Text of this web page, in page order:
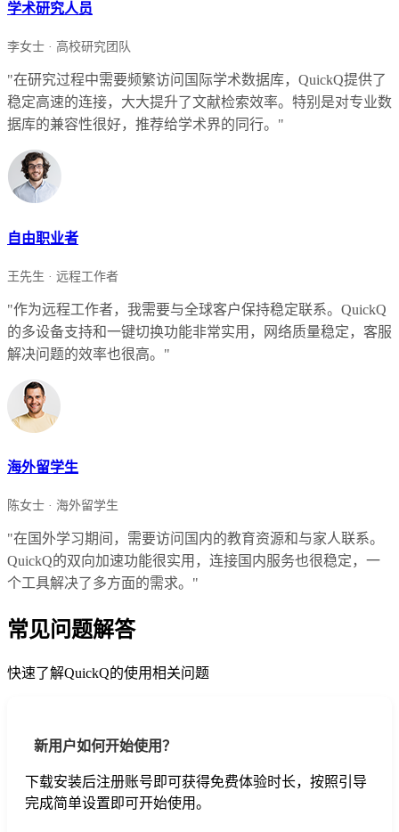
学术研究人员
李女士 · 高校研究团队
"在研究过程中需要频繁访问国际学术数据库，QuickQ提供了
稳定高速的连接，大大提升了文献检索效率。特别是对专业数
据库的兼容性很好，推荐给学术界的同行。"
自由职业者
王先生 · 远程工作者
"作为远程工作者，我需要与全球客户保持稳定联系。QuickQ
的多设备支持和一键切换功能非常实用，网络质量稳定，客服
解决问题的效率也很高。"
海外留学生
陈女士 · 海外留学生
"在国外学习期间，需要访问国内的教育资源和与家人联系。
QuickQ的双向加速功能很实用，连接国内服务也很稳定，一
个工具解决了多方面的需求。"
常见问题解答
快速了解QuickQ的使用相关问题
新用户如何开始使用？
下载安装后注册账号即可获得免费体验时长，按照引导
完成简单设置即可开始使用。